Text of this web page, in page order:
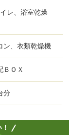
レ、浴室乾燥
ン、衣類乾燥機
ＢＯＸ
分